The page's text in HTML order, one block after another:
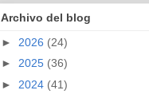
Archivo del blog
► 2026 (24)
► 2025 (36)
► 2024 (41)